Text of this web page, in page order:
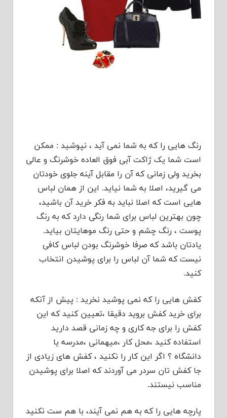
رنگ هایی را که به شما نمی آید ، نپوشید : ممکن
است شما یک ژاکت آبی فوق العاده خوشرنگ و عالی
بخرید ولی زمانی که آن را مقابل آینه جلوی خودتان
می گیرید، اصلا به شما نیاید. این از همان لباس
هایی است که اصلا نباید به فکر خرید آن باشید،
چون بهترین لباس برای شما رنگی دارد که به رنگ
پوست ، رنگ چشم و حتی رنگ موهایتان بیاید.
یادتان باشد که صرفا خوشرنگ بودن لباس کافی
نیست که شما آن لباس را برای پوشیدن انتخاب
کنید.
کفش هایی را که نمی پوشید نخرید : پیش از آنکه
برای خرید کفش بروید دقیقا ،تعیین کنید که این
کفش را برای جه کاری و چه زمانی قصد دارید
استفاده کنید ،محل کار ،میهمانی ،مدرسه یا
دانشگاه ؟ اگر این کار را نکنید ، کفش های زیادی از
جا کفش تان سردر می آوردند که اصلا برای پوشیدن
مناسب نیستند.
پارچه هایی را که به هم نمی آیند، با هم ست نکنید